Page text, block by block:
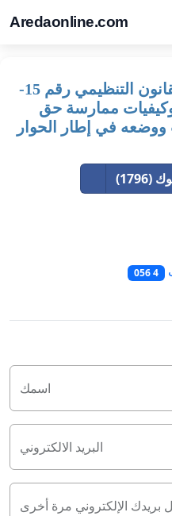
Aredaonline.com
المطالبة بسحب مشروع القانون التنظيمي رقم 15-
وكيفيات ممارسة حق
في إطار الحوار
4 056
اسمك
البريد الالكتروني
بريدك الإلكتروني مرة أخرى